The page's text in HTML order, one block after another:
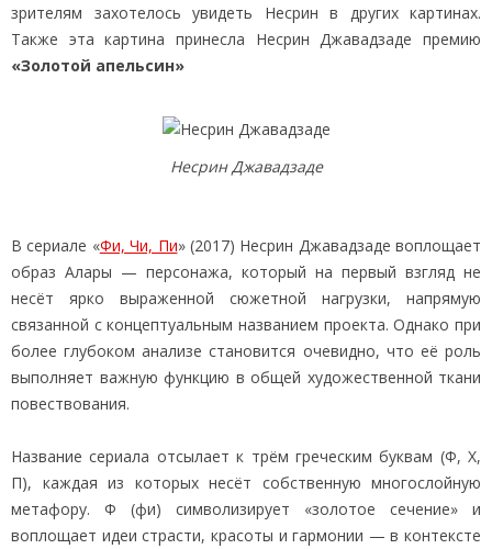
зрителям захотелось увидеть Несрин в других картинах.
Также эта картина принесла Несрин Джавадзаде премию
«Золотой апельсин»
Несрин Джавадзаде
В сериале «Фи, Чи, Пи» (2017) Несрин Джавадзаде воплощает
образ Алары — персонажа, который на первый взгляд не
несёт ярко выраженной сюжетной нагрузки, напрямую
связанной с концептуальным названием проекта. Однако при
более глубоком анализе становится очевидно, что её роль
выполняет важную функцию в общей художественной ткани
повествования.
Название сериала отсылает к трём греческим буквам (Φ, Χ,
Π), каждая из которых несёт собственную многослойную
метафору. Φ (фи) символизирует «золотое сечение» и
воплощает идеи страсти, красоты и гармонии — в контексте